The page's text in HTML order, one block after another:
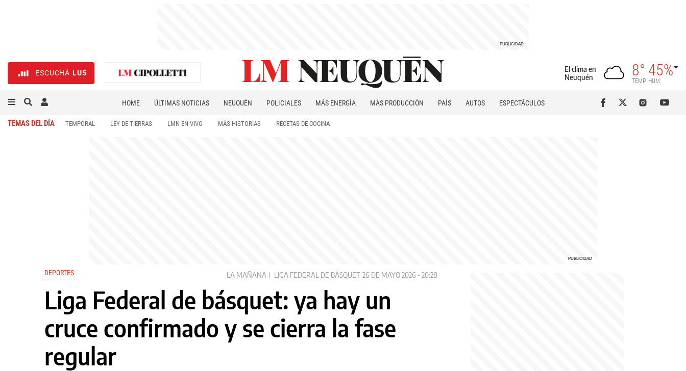
ESCUCHÁ LU5
El clima en
Neuquén
8°
TEMP
45%
HUM
HOME ÚLTIMAS NOTICIAS NEUQUÉN POLICIALES MÁS ENERGÍA MÁS PRODUCCIÓN PAÍS AUTOS
ESPECTÁCULOS
TEMAS DEL DÍA TEMPORAL LEY DE TIERRAS LMN EN VIVO MÁS HISTORIAS RECETAS DE COCINA
DEPORTES LA MAÑANA LIGA FEDERAL DE BÁSQUET 26 DE MAYO 2026 - 20:28
Liga Federal de básquet: ya hay un
cruce confirmado y se cierra la fase
regular